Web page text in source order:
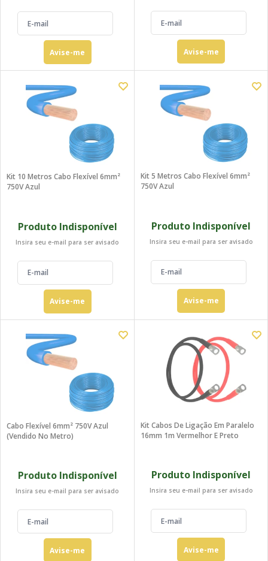
Avise-me Avise-me
Kit 10 Metros Cabo Flexível 6mm²
750V Azul
Produto Indisponível
Insira seu e-mail para ser avisado
Avise-me
Kit 5 Metros Cabo Flexível 6mm²
750V Azul
Produto Indisponível
Insira seu e-mail para ser avisado
Avise-me
Cabo Flexível 6mm² 750V Azul
(Vendido No Metro)
Produto Indisponível
Insira seu e-mail para ser avisado
Avise-me
Kit Cabos De Ligação Em Paralelo
16mm 1m Vermelhor E Preto
Produto Indisponível
Insira seu e-mail para ser avisado
Avise-me